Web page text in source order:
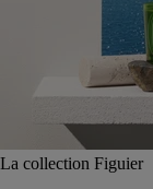
La collection Figuier